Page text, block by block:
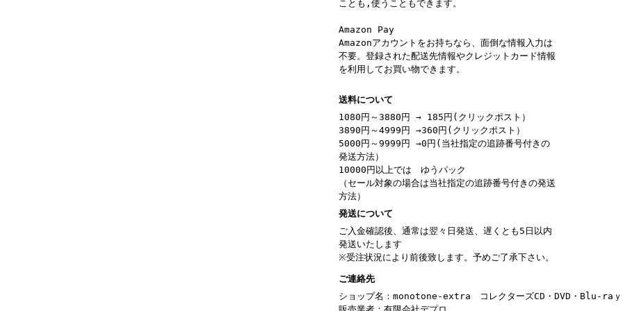
ことも,使うこともできます。
Amazon Pay
Amazonアカウントをお持ちなら、面倒な情報入力は
不要。登録された配送先情報やクレジットカード情報
を利用してお買い物できます。
送料について
1080円～3880円 → 185円(クリックポスト）
3890円～4999円 →360円(クリックポスト）
5000円～9999円 →0円(当社指定の追跡番号付きの
発送方法）
10000円以上では ゆうパック
（セール対象の場合は当社指定の追跡番号付きの発送
方法）
発送について
ご入金確認後、通常は翌々日発送、遅くとも5日以内
発送いたします
※受注状況により前後致します。予めご了承下さい。
ご連絡先
ショップ名：monotone-extra コレクターズCD・DVD・Blu-raｙ